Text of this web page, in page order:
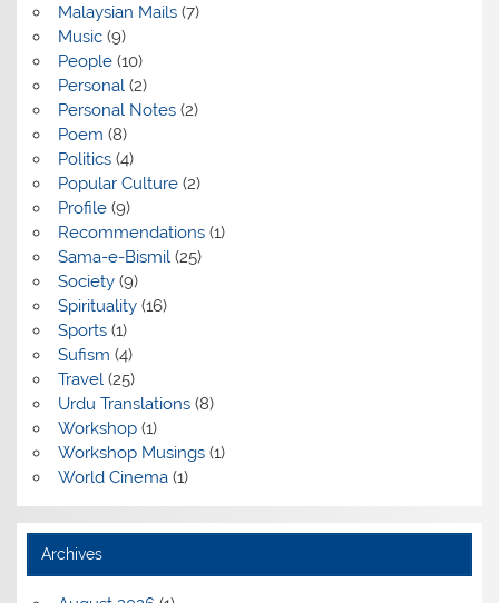
Malaysian Mails(7)
Music(9)
People(10)
Personal(2)
Personal Notes(2)
Poem (8)
Politics(4)
Popular Culture(2)
Profile(9)
Recommendations(1)
Sama-e-Bismil(25)
Society(9)
Spirituality(16)
Sports(1)
Sufism (4)
Travel(25)
Urdu Translations(8)
Workshop(1)
Workshop Musings(1)
World Cinema(1)
Archives